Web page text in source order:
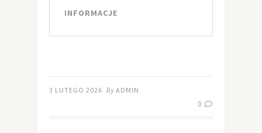
INFORMACJE
3 LUTEGO 2026 By ADMIN
0